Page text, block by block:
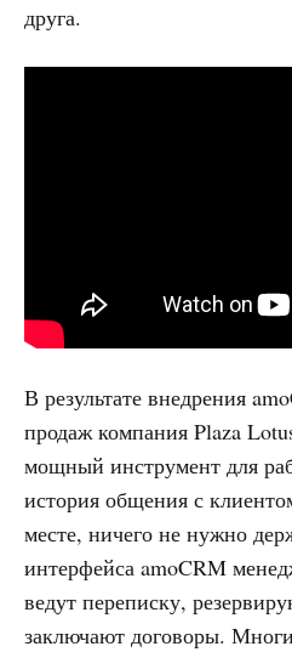
друга.
В результате внедрения
продаж компания Plaza
мощный инструмент для
история общения с
месте, ничего не нужно
интерфейса amoCRM
ведут переписку,
заключают договоры.